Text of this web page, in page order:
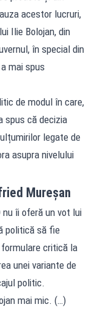
acestor lucruri,
Ilie Bolojan, din
în special din
mai spus
de modul în care,
spus că decizia
legate de
asupra nivelului
Mureșan
nu îi oferă un vot lui
politică să fie
critică la
unei variante de
politic.
mai mic. (…)